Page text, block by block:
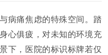
病痛焦虑的特殊空间。踏
心俱疲，对未知的环境充
下，医院的标识标牌若仅